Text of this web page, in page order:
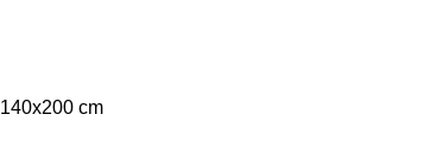
140x200 cm